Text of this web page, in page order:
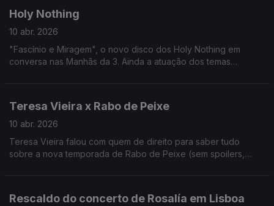
Holy Nothing
10 abr. 2026
"Fascínio e Miragem", o novo disco dos Holy Nothing em
conversa nas Manhãs da 3. Ainda a atuação dos temas
Teresa Vieira x Rabo de Peixe
10 abr. 2026
Teresa Vieira falou com quem de direito para saber tudo
sobre a nova temporada de Rabo de Peixe (sem spoilers,
Rescaldo do concerto de Rosalía em Lisboa